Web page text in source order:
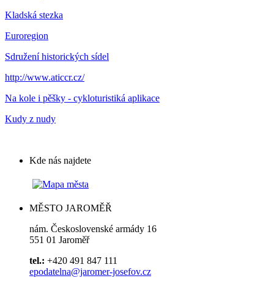
Kladská stezka
Euroregion
Sdružení historických sídel
http://www.aticcr.cz/
Na kole i pěšky - cykloturistiká aplikace
Kudy z nudy
Kde nás najdete
MĚSTO JAROMĚŘ
nám. Československé armády 16
551 01 Jaroměř
tel.: +420 491 847 111
epodatelna@jaromer-josefov.cz